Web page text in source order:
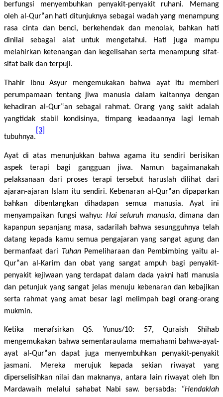
berfungsi menyembuhkan penyakit-penyakit ruhani. Memang
oleh al-Qur‟an hati ditunjuknya sebagai wadah yang menampung
rasa cinta dan benci, berkehendak dan menolak, bahkan hati
dinilai sebagai alat untuk mengetahui. Hati juga mampu
melahirkan ketenangan dan kegelisahan serta menampung sifat-
sifat baik dan terpuji.
Thahir Ibnu Asyur mengemukakan bahwa ayat itu memberi
perumpamaan tentang jiwa manusia dalam kaitannya dengan
kehadiran al-Qur‟an sebagai rahmat. Orang yang sakit adalah
yangtidak stabil kondisinya, timpang keadaannya lagi lemah
tubuhnya.
[3]
Ayat di atas menunjukkan bahwa agama itu sendiri berisikan
aspek terapi bagi gangguan jiwa. Namun bagaimanakah
pelaksanaan dari proses terapi tersebut haruslah dilihat dari
ajaran-ajaran Islam itu sendiri. Kebenaran al-Qur‟an dipaparkan
bahkan dibentangkan dihadapan semua manusia. Ayat ini
menyampaikan fungsi wahyu: Hai seluruh manusia, dimana dan
kapanpun sepanjang masa, sadarilah bahwa sesungguhnya telah
datang kepada kamu semua pengajaran yang sangat agung dan
bermanfaat dari Tuhan Pemeliharaan dan Pembimbing yaitu al-
Qur‟an al-Karim dan obat yang sangat ampuh bagi penyakit-
penyakit kejiwaan yang terdapat dalam dada yakni hati manusia
dan petunjuk yang sangat jelas menuju kebenaran dan kebajikan
serta rahmat yang amat besar lagi melimpah bagi orang-orang
mukmin.
Ketika menafsirkan QS. Yunus/10: 57, Quraish Shihab
mengemukakan bahwa sementaraulama memahami bahwa-ayat-
ayat al-Qur‟an dapat juga menyembuhkan penyakit-penyakit
jasmani. Mereka merujuk kepada sekian riwayat yang
diperselisihkan nilai dan maknanya, antara lain riwayat oleh Ibn
Mardawaih melalui sahabat Nabi saw. bersabda:
“Hendaklah